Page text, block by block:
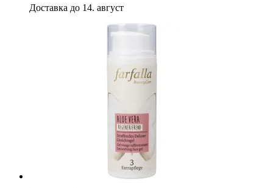
Доставка до 14. август